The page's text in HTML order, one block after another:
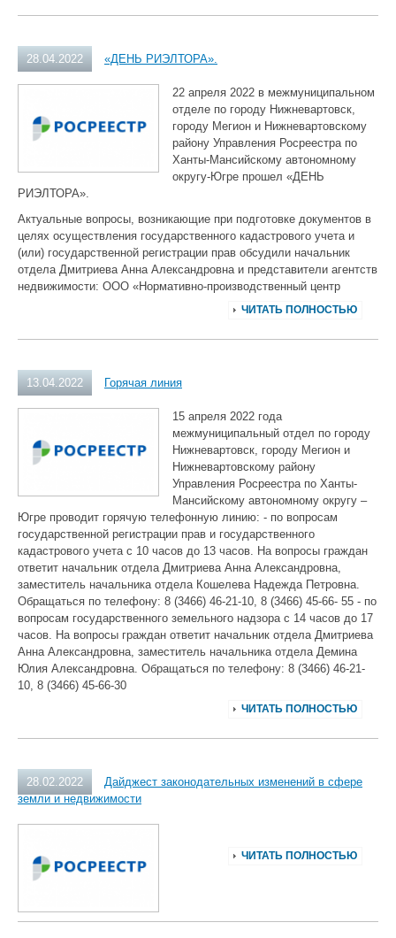
28.04.2022 «ДЕНЬ РИЭЛТОРА».
22 апреля 2022 в межмуниципальном
отделе по городу Нижневартовск,
городу Мегион и Нижневартовскому
району Управления Росреестра по
Ханты-Мансийскому автономному
округу-Югре прошел «ДЕНЬ
РИЭЛТОРА».
Актуальные вопросы, возникающие при подготовке документов в
целях осуществления государственного кадастрового учета и
(или) государственной регистрации прав обсудили начальник
отдела Дмитриева Анна Александровна и представители агентств
недвижимости: ООО «Нормативно-производственный центр
ЧИТАТЬ ПОЛНОСТЬЮ
13.04.2022 Горячая линия
15 апреля 2022 года
межмуниципальный отдел по городу
Нижневартовск, городу Мегион и
Нижневартовскому району
Управления Росреестра по Ханты-
Мансийскому автономному округу –
Югре проводит горячую телефонную линию: - по вопросам
государственной регистрации прав и государственного
кадастрового учета с 10 часов до 13 часов. На вопросы граждан
ответит начальник отдела Дмитриева Анна Александровна,
заместитель начальника отдела Кошелева Надежда Петровна.
Обращаться по телефону: 8 (3466) 46-21-10, 8 (3466) 45-66- 55 - по
вопросам государственного земельного надзора с 14 часов до 17
часов. На вопросы граждан ответит начальник отдела Дмитриева
Анна Александровна, заместитель начальника отдела Демина
Юлия Александровна. Обращаться по телефону: 8 (3466) 46-21-
10, 8 (3466) 45-66-30
ЧИТАТЬ ПОЛНОСТЬЮ
28.02.2022
Дайджест законодательных изменений в сфере
земли и недвижимости
ЧИТАТЬ ПОЛНОСТЬЮ